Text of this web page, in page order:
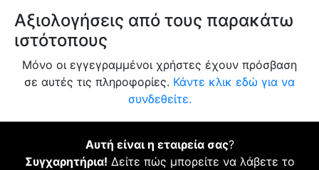
Αξιολογήσεις από τους παρακάτω
ιστότοπους
Μόνο οι εγγεγραμμένοι χρήστες έχουν πρόσβαση
σε αυτές τις πληροφορίες. Κάντε κλικ εδώ για να
συνδεθείτε.
Αυτή είναι η εταιρεία σας?
Συγχαρητήρια! Δείτε πώς μπορείτε να λάβετε το